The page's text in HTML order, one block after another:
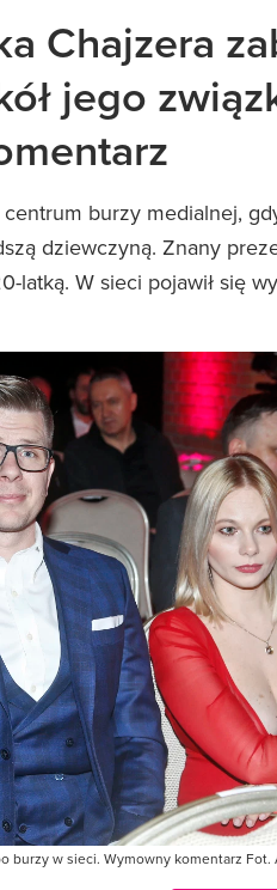
Chajzera
jego
burzy medialnej,
dziewczyną. Znany
latką. W sieci pojawił się
burzy w sieci. Wymowny komentarz Fot.